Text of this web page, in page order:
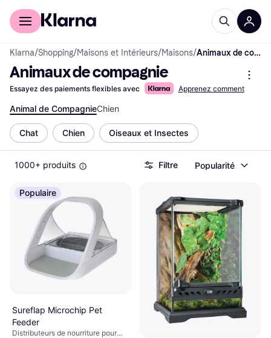
Acheter avec Klarna
Klarna/Shopping/Maisons et Intérieurs/Maisons/ Animaux de compagnie
Animaux de compagnie
Essayez des paiements flexibles avec Apprenez comment
Animal de CompagnieChien
Chat Chien Oiseaux et Insectes
1000+ produits Filtre Popularité
Populaire
Sureflap Microchip Pet
Feeder
Distributeurs de nourriture pour